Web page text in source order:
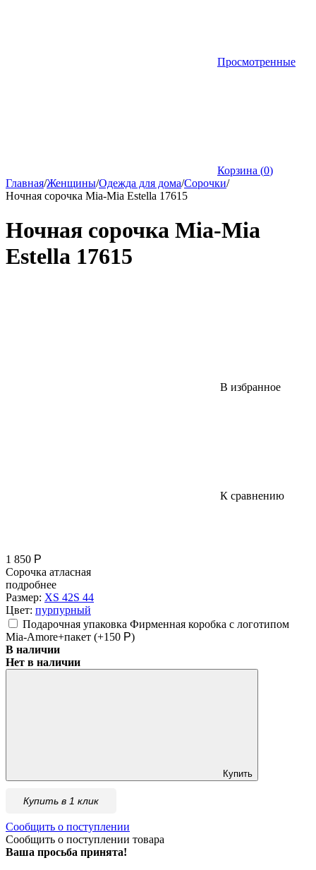
Просмотренные
Корзина (0)
Главная/Женщины/Одежда для дома/Сорочки/
Ночная сорочка Mia-Mia Estella 17615
Ночная сорочка Mia-Mia
Estella 17615
В избранное
К сравнению
1 850 Р
Сорочка атласная
подробнее
Размер: XS 42S 44
Цвет: пурпурный
Подарочная упаковка Фирменная коробка с логотипом
Mia-Amore+пакет (+150 Р)
В наличии
Нет в наличии
Купить
Купить в 1 клик
Сообщить о поступлении
Сообщить о поступлении товара
Ваша просьба принята!